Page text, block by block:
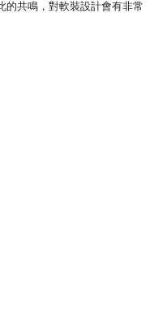
的共鳴，對軟裝設計會有非常